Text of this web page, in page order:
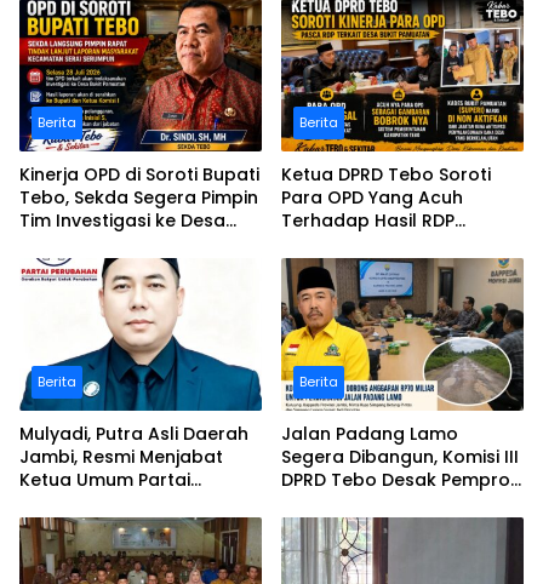
Berita
Kinerja OPD di Soroti Bupati
Tebo, Sekda Segera Pimpin
Tim Investigasi ke Desa
serumpun
Berita
Ketua DPRD Tebo Soroti
Para OPD Yang Acuh
Terhadap Hasil RDP
Pamuatan
Berita
Mulyadi, Putra Asli Daerah
Jambi, Resmi Menjabat
Ketua Umum Partai
Perwakilan ASEAN Partai
Perubahan di Malaysia
Berita
Jalan Padang Lamo
Segera Dibangun, Komisi III
DPRD Tebo Desak Pemprov
Anggaran Rp70 Miliar